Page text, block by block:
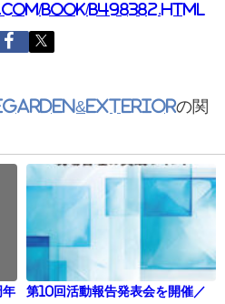
book/b498382.html
の関
年
第10回活動報告発表会を開催／